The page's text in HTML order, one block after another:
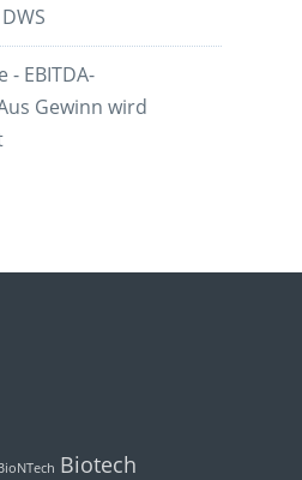
EBITDA-
Gewinn wird
Biotech